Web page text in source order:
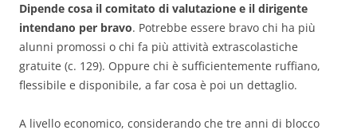
Dipende cosa il comitato di valutazione e il dirigente
intendano per bravo. Potrebbe essere bravo chi ha più
alunni promossi o chi fa più attività extrascolastiche
gratuite (c. 129). Oppure chi è sufficientemente ruffiano,
flessibile e disponibile, a far cosa è poi un dettaglio.
A livello economico, considerando che tre anni di blocco